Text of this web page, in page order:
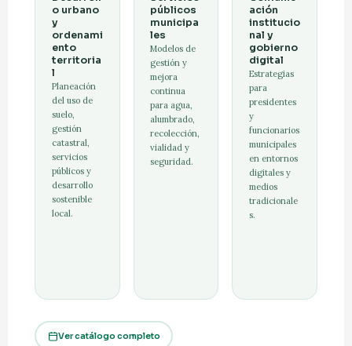
o urbano
y
ordenami
ento
territoria
l
Planeación
del uso de
suelo,
gestión
catastral,
servicios
públicos y
desarrollo
sostenible
local.
públicos
municipa
les
Modelos de
gestión y
mejora
continua
para agua,
alumbrado,
recolección,
vialidad y
seguridad.
ación
institucio
nal y
gobierno
digital
Estrategias
para
presidentes
y
funcionarios
municipales
en entornos
digitales y
medios
tradicionale
s.
Ver catálogo completo